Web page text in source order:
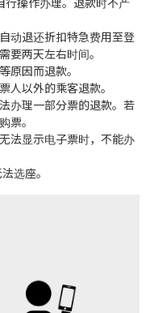
动退还折扣特急费用至登
要两天左右时间。
因而退款。
以外的乘客退款。
办理一部分票的退款。若
票。
法显示电子票时，不能办
选座。